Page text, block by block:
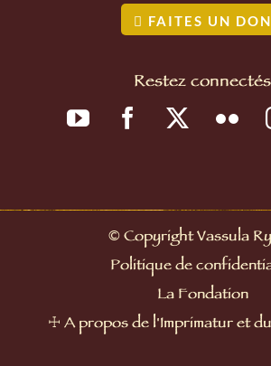
FAITES UN DON
Restez connectés
©Copyright Vassula
Politique de
La Fondation
☩ A propos de l'Imprimatur et